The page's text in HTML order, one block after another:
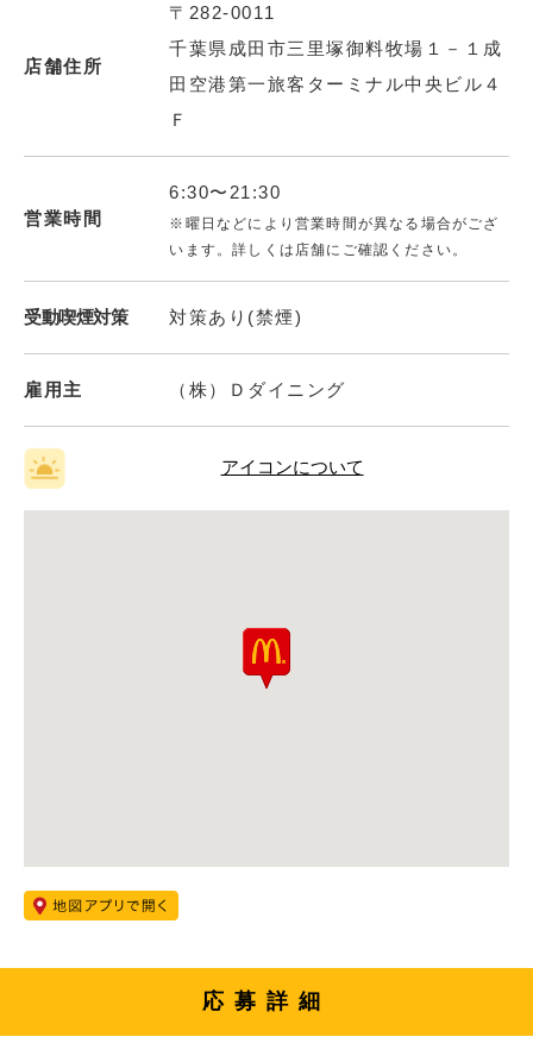
店舗住所
〒282-0011
千葉県成田市三里塚御料牧場１－１成
田空港第一旅客ターミナル中央ビル４
Ｆ
営業時間
6:30〜21:30
※曜日などにより営業時間が異なる場合がござ
います。詳しくは店舗にご確認ください。
受動喫煙対策 対策あり(禁煙)
雇用主 （株）Ｄダイニング
アイコンについて
応募詳細